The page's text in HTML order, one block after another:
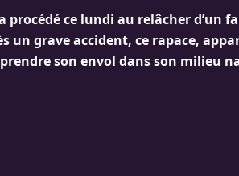
procédé ce lundi au relâcher d’un
un grave accident, ce rapace,
son envol dans son milieu